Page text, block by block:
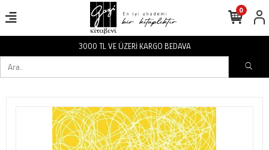
3000 TL VE ÜZERİ KARGO BEDAVA
0